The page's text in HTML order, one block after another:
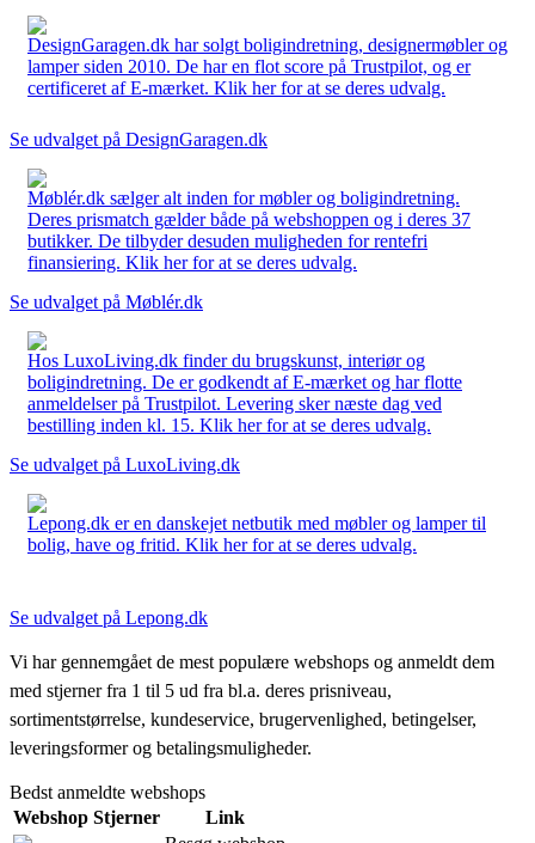
DesignGaragen.dk har solgt boligindretning, designermøbler og
lamper siden 2010. De har en flot score på Trustpilot, og er
certificeret af E-mærket. Klik her for at se deres udvalg.
Se udvalget på DesignGaragen.dk
Møblér.dk sælger alt inden for møbler og boligindretning.
Deres prismatch gælder både på webshoppen og i deres 37
butikker. De tilbyder desuden muligheden for rentefri
finansiering. Klik her for at se deres udvalg.
Se udvalget på Møblér.dk
Hos LuxoLiving.dk finder du brugskunst, interiør og
boligindretning. De er godkendt af E-mærket og har flotte
anmeldelser på Trustpilot. Levering sker næste dag ved
bestilling inden kl. 15. Klik her for at se deres udvalg.
Se udvalget på LuxoLiving.dk
Lepong.dk er en danskejet netbutik med møbler og lamper til
bolig, have og fritid. Klik her for at se deres udvalg.
Se udvalget på Lepong.dk
Vi har gennemgået de mest populære webshops og anmeldt dem
med stjerner fra 1 til 5 ud fra bl.a. deres prisniveau,
sortimentstørrelse, kundeservice, brugervenlighed, betingelser,
leveringsformer og betalingsmuligheder.
Bedst anmeldte webshops
Webshop Stjerner
Link